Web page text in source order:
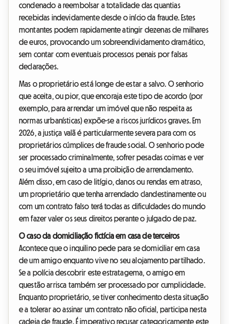
condenado a reembolsar a totalidade das quantias
recebidas indevidamente desde o início da fraude. Estes
montantes podem rapidamente atingir dezenas de milhares
de euros, provocando um sobreendividamento dramático,
sem contar com eventuais processos penais por falsas
declarações.
Mas o proprietário está longe de estar a salvo. O senhorio
que aceita, ou pior, que encoraja este tipo de acordo (por
exemplo, para arrendar um imóvel que não respeita as
normas urbanísticas) expõe-se a riscos jurídicos graves. Em
2026, a justiça valã é particularmente severa para com os
proprietários cúmplices de fraude social. O senhorio pode
ser processado criminalmente, sofrer pesadas coimas e ver
o seu imóvel sujeito a uma proibição de arrendamento.
Além disso, em caso de litígio, danos ou rendas em atraso,
um proprietário que tenha arrendado clandestinamente ou
com um contrato falso terá todas as dificuldades do mundo
em fazer valer os seus direitos perante o julgado de paz.
O caso da domiciliação fictícia em casa de terceiros
Acontece que o inquilino pede para se domiciliar em casa
de um amigo enquanto vive no seu alojamento partilhado.
Se a polícia descobrir este estratagema, o amigo em
questão arrisca também ser processado por cumplicidade.
Enquanto proprietário, se tiver conhecimento desta situação
e a tolerar ao assinar um contrato não oficial, participa nesta
cadeia de fraude. É imperativo recusar categoricamente este